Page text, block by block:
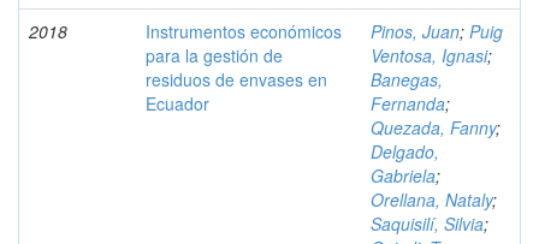
2018
Instrumentos económicos
para la gestión de
residuos de envases en
Ecuador
Pinos, Juan; Puig
Ventosa, Ignasi;
Banegas,
Fernanda;
Quezada, Fanny;
Delgado,
Gabriela;
Orellana, Nataly;
Saquisilí, Silvia;